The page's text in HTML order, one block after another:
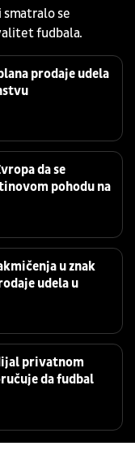
smatralo se
fudbala.
prodaje udela
da se
pohodu na
u znak
udela u
privatnom
da fudbal